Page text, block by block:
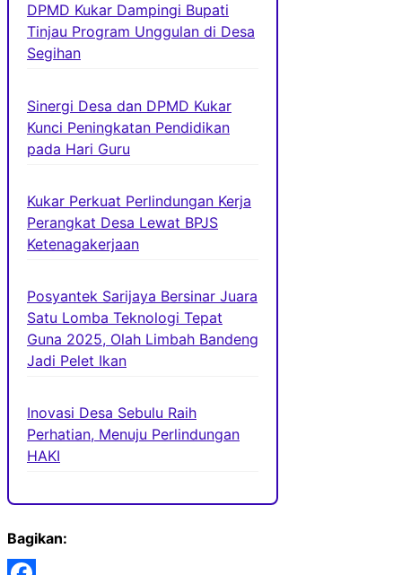
DPMD Kukar Dampingi Bupati
Tinjau Program Unggulan di Desa
Segihan
Sinergi Desa dan DPMD Kukar
Kunci Peningkatan Pendidikan
pada Hari Guru
Kukar Perkuat Perlindungan Kerja
Perangkat Desa Lewat BPJS
Ketenagakerjaan
Posyantek Sarijaya Bersinar Juara
Satu Lomba Teknologi Tepat
Guna 2025, Olah Limbah Bandeng
Jadi Pelet Ikan
Inovasi Desa Sebulu Raih
Perhatian, Menuju Perlindungan
HAKI
Bagikan: